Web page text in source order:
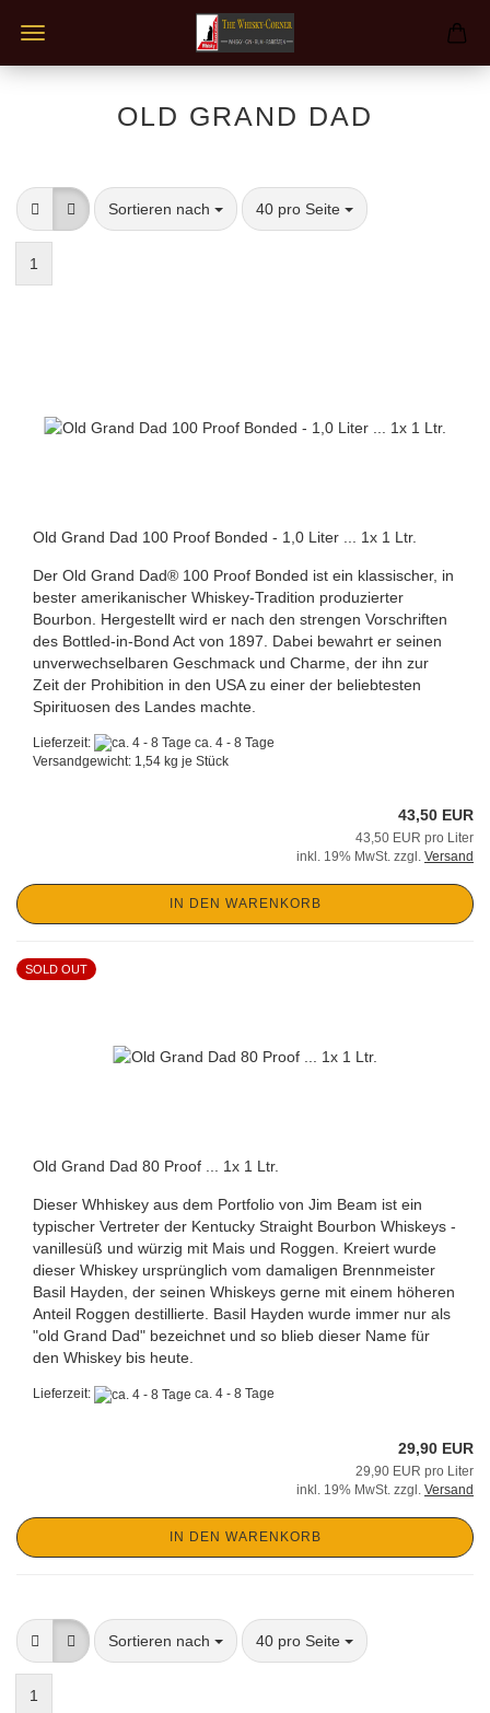
OLD GRAND DAD
Sortieren nach
Sortieren nach 40 pro Seite
pro Seite
1
Old Grand Dad 100 Proof Bonded - 1,0 Liter ... 1x 1 Ltr.
Der Old Grand Dad® 100 Proof Bonded ist ein klassischer, in
bester amerikanischer Whiskey-Tradition produzierter
Bourbon. Hergestellt wird er nach den strengen Vorschriften
des Bottled-in-Bond Act von 1897. Dabei bewahrt er seinen
unverwechselbaren Geschmack und Charme, der ihn zur
Zeit der Prohibition in den USA zu einer der beliebtesten
Spirituosen des Landes machte.
Lieferzeit:
ca. 4 - 8 Tage
Versandgewicht: 1,54 kg je Stück
43,50 EUR
43,50 EUR pro Liter
inkl. 19% MwSt. zzgl. Versand
IN DEN WARENKORB
SOLD OUT
Old Grand Dad 80 Proof ... 1x 1 Ltr.
Dieser Whhiskey aus dem Portfolio von Jim Beam ist ein
typischer Vertreter der Kentucky Straight Bourbon Whiskeys -
vanillesüß und würzig mit Mais und Roggen. Kreiert wurde
dieser Whiskey ursprünglich vom damaligen Brennmeister
Basil Hayden, der seinen Whiskeys gerne mit einem höheren
Anteil Roggen destillierte. Basil Hayden wurde immer nur als
"old Grand Dad" bezeichnet und so blieb dieser Name für
den Whiskey bis heute.
Lieferzeit: ca. 4 - 8 Tage
29,90 EUR
29,90 EUR pro Liter
inkl. 19% MwSt. zzgl. Versand
IN DEN WARENKORB
Sortieren nach
Sortieren nach 40 pro Seite
pro Seite
1